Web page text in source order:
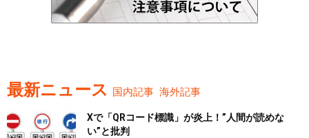
最新ニュース 国内記事 海外記事
Xで「QRコード標識」が炎上！”人間が読めな
い”と批判